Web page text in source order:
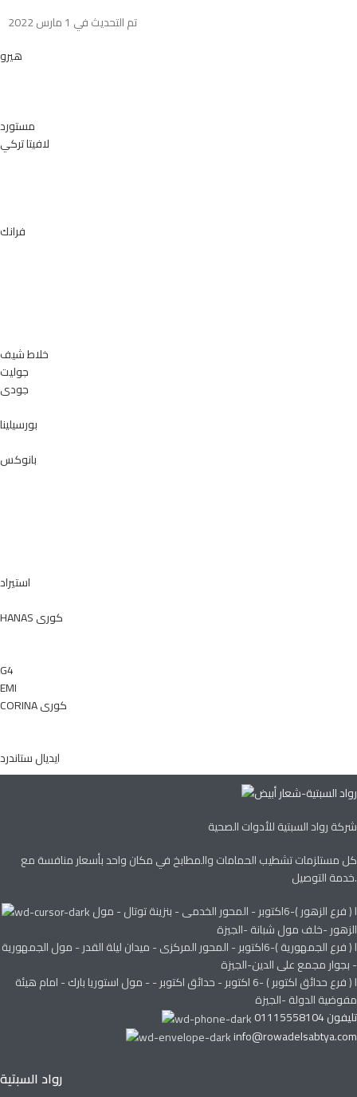
تم التحديث في 1 مارس 2022
هيرو
مستورد
لافيتا تركي
فرانك
خلاط شيف
جوليت
جودى
بورسيلينا
بانوكس
استيراد
HANAS كورى
G4
EMI
CORINA كورى
ايديال ستاندرد
شركة رواد السبتية للأدوات الصحية
كل مستلزمات تشطيب الحمامات والمطابخ في مكان واحد بأسعار منافسة مع
خدمة التوصيل.
ا ( فرع الزهور )-6اكتوبر - المحور الخدمى - بنزينة توتال - مول
الزهور -خلف مول شبانة -الجيزة
ا ( فرع الجمهورية )-6اكتوبر - المحور المركزى - ميدان ليلة القدر - مول الجمهورية
- بجوار مجمع على الدين-الجيزة
ا ( فرع حدائق اكتوبر ) -6 اكتوبر - حدائق اكتوبر - - مول استوريا بارك - امام هيئة
مفوضية الدولة -الجيزة
تليفون 01115558104
info@rowadelsabtya.com
رواد السبتية